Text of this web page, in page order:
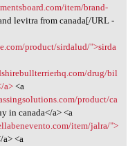
item/brand-
levitra from canada[/URL -
product/sirdalud/">sirda
drug/bil
a><a
product/ca
in canada</a> <a
item/jalra/">
<a